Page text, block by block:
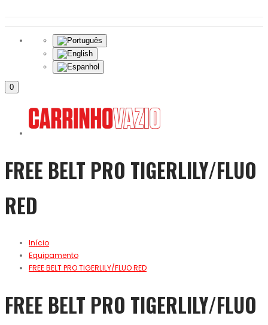
0
FREE BELT PRO TIGERLILY/FLUO
RED
Início
Equipamento
FREE BELT PRO TIGERLILY/FLUO RED
FREE BELT PRO TIGERLILY/FLUO